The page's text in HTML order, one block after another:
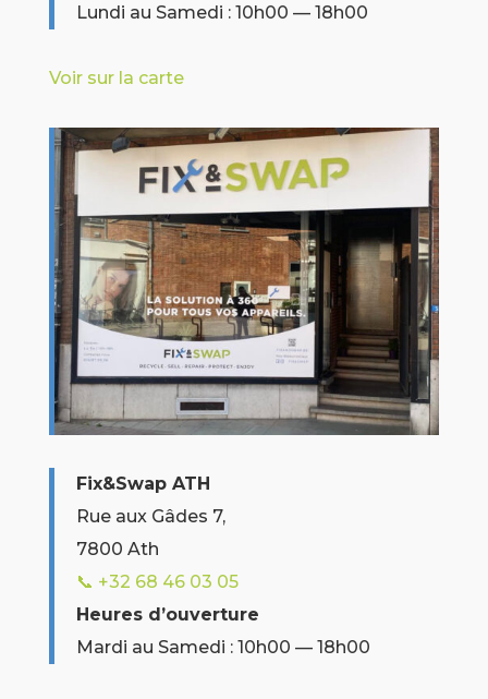
Lundi au Samedi : 10h00 — 18h00
Voir sur la carte
Fix&Swap ATH
Rue aux Gâdes 7,
7800 Ath
📞 +32 68 46 03 05
Heures d’ouverture
Mardi au Samedi : 10h00 — 18h00